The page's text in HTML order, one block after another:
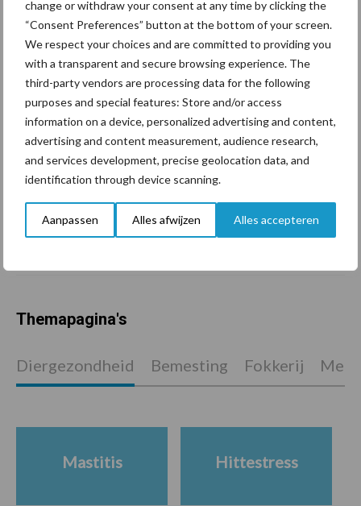
change or withdraw your consent at any time by clicking the
“Consent Preferences” button at the bottom of your screen.
We respect your choices and are committed to providing you
with a transparent and secure browsing experience. The
third-party vendors are processing data for the following
purposes and special features: Store and/or access
information on a device, personalized advertising and content,
advertising and content measurement, audience research,
and services development, precise geolocation data, and
identification through device scanning.
Aanpassen Alles afwijzen Alles accepteren
perspectief voor
melkveehouders
Van onze partner Lely
Van idee tot innovatie: Zo
veranderde de Discovery de
koeienstal
het betekent voor jouw
Themapagina's
Diergezondheid Bemesting Fokkerij
Mastitis Hittestress